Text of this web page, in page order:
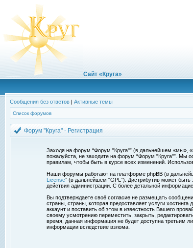
Сайт «Круга»
Сообщения без ответов | Активные темы
Список форумов
Форум "Круга" - Регистрация
Заходя на форум “Форум "Круга"” (в дальнейшем «мы»,
пожалуйста, не заходите на форум “Форум "Круга"”. Мы
правилам, чтобы быть в курсе всех изменений.
Наши форумы работают на платформе phpBB (в
License” (в дальнейшем “GPL”). Дистрибутив может быть
действия администрации. С более детальной
Вы подтверждаете своё согласие не размещать
страны, страны, которая предоставляет услуги
аккаунт и поставить об этом в известность Вашего
своему усмотрению переместить, закрыть,
время, данная информация не будет доступна третьим
информации вследствие взлома.